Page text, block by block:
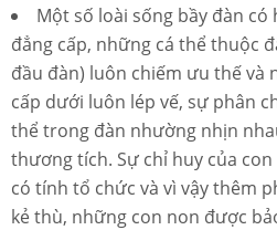
Một số loài sống bầy đàn
đẳng cấp, những cá thể thuộc
đầu đàn) luôn chiếm ưu thế và
cấp dưới luôn lép vế, sự phân
thể trong đàn nhường nhịn
thương tích. Sự chỉ huy của
có tính tổ chức và vì vậy thêm
kẻ thù, những con non được